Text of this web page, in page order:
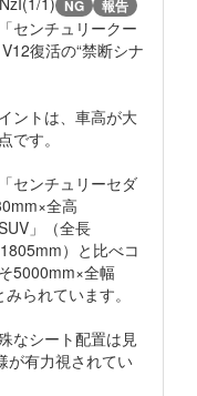
NG 報告
センチュリークー
復活の“禁断シナ
ントは、車高が大
です。
センチュリーセダ
全高
」（全長
）と比べコ
5000mm×全幅
られています。
なシート配置は見
が有力視されてい